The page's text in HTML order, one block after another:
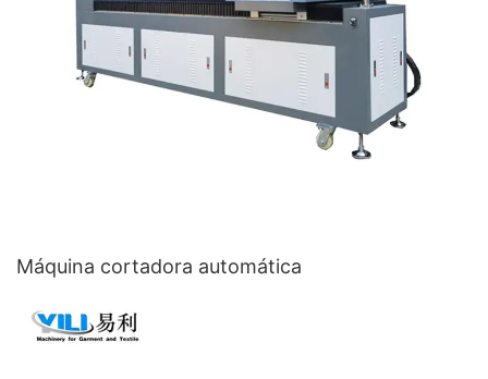
Máquina cortadora automática